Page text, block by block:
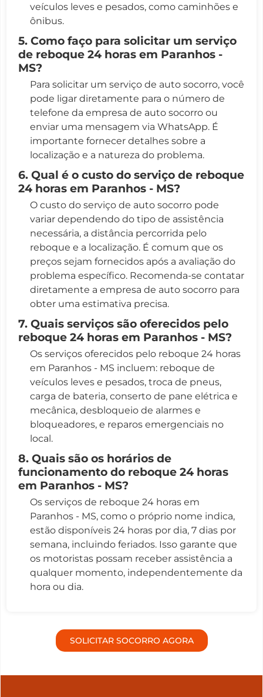
veículos leves e pesados, como caminhões e
ônibus.
5. Como faço para solicitar um serviço
de reboque 24 horas em Paranhos -
MS?
Para solicitar um serviço de auto socorro, você
pode ligar diretamente para o número de
telefone da empresa de auto socorro ou
enviar uma mensagem via WhatsApp. É
importante fornecer detalhes sobre a
localização e a natureza do problema.
6. Qual é o custo do serviço de reboque
24 horas em Paranhos - MS?
O custo do serviço de auto socorro pode
variar dependendo do tipo de assistência
necessária, a distância percorrida pelo
reboque e a localização. É comum que os
preços sejam fornecidos após a avaliação do
problema específico. Recomenda-se contatar
diretamente a empresa de auto socorro para
obter uma estimativa precisa.
7. Quais serviços são oferecidos pelo
reboque 24 horas em Paranhos - MS?
Os serviços oferecidos pelo reboque 24 horas
em Paranhos - MS incluem: reboque de
veículos leves e pesados, troca de pneus,
carga de bateria, conserto de pane elétrica e
mecânica, desbloqueio de alarmes e
bloqueadores, e reparos emergenciais no
local.
8. Quais são os horários de
funcionamento do reboque 24 horas
em Paranhos - MS?
Os serviços de reboque 24 horas em
Paranhos - MS, como o próprio nome indica,
estão disponíveis 24 horas por dia, 7 dias por
semana, incluindo feriados. Isso garante que
os motoristas possam receber assistência a
qualquer momento, independentemente da
hora ou dia.
SOLICITAR SOCORRO AGORA